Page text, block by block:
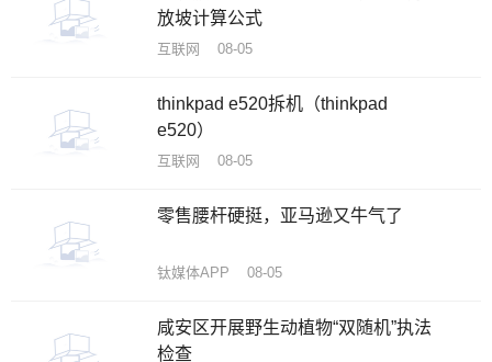
放坡计算公式
互联网 08-05
thinkpad e520拆机（thinkpad
e520）
互联网 08-05
零售腰杆硬挺，亚马逊又牛气了
钛媒体APP 08-05
咸安区开展野生动植物“双随机”执法
检查